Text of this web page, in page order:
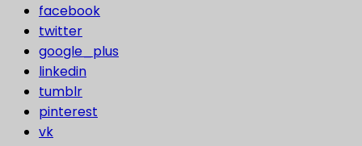
facebook
twitter
google_plus
linkedin
tumblr
pinterest
vk